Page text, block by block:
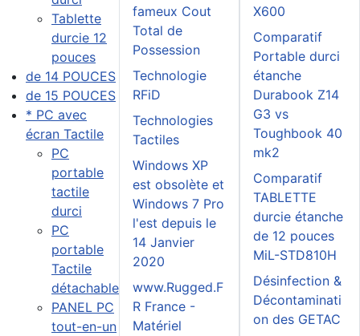
Tablette
durcie 12
pouces
de 14 POUCES
de 15 POUCES
* PC avec
écran Tactile
PC
portable
tactile
durci
PC
portable
Tactile
détachable
PANEL PC
tout-en-un
fameux Cout
Total de
Possession
Technologie
RFiD
Technologies
Tactiles
Windows XP
est obsolète et
Windows 7 Pro
l'est depuis le
14 Janvier
2020
www.Rugged.F
R France -
Matériel
X600
Comparatif
Portable durci
étanche
Durabook Z14
G3 vs
Toughbook 40
mk2
Comparatif
TABLETTE
durcie étanche
de 12 pouces
MiL-STD810H
Désinfection &
Décontaminati
on des GETAC